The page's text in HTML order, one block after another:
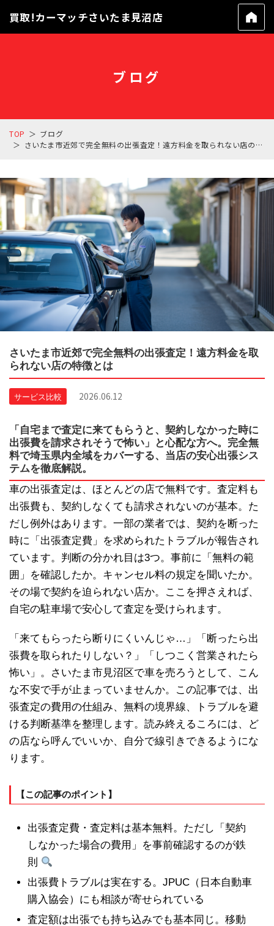
買取!カーマッチさいたま見沼店
ブログ
TOP
ブログ
さいたま市近郊で完全無料の出張査定！遠方料金を取られない店の特徴とは
さいたま市近郊で完全無料の出張査定！遠方料金を取
られない店の特徴とは
サービス比較 2026.06.12
「自宅まで査定に来てもらうと、契約しなかった時に
出張費を請求されそうで怖い」と心配な方へ。完全無
料で埼玉県内全域をカバーする、当店の安心出張シス
テムを徹底解説。
車の出張査定は、ほとんどの店で無料です。査定料も
出張費も、契約しなくても請求されないのが基本。た
だし例外はあります。一部の業者では、契約を断った
時に「出張査定費」を求められたトラブルが報告され
ています。判断の分かれ目は3つ。事前に「無料の範
囲」を確認したか。キャンセル料の規定を聞いたか。
その場で契約を迫られない店か。ここを押さえれば、
自宅の駐車場で安心して査定を受けられます。
「来てもらったら断りにくいんじゃ…」「断ったら出
張費を取られたりしない？」「しつこく営業されたら
怖い」。さいたま市見沼区で車を売ろうとして、こん
な不安で手が止まっていませんか。この記事では、出
張査定の費用の仕組み、無料の境界線、トラブルを避
ける判断基準を整理します。読み終えるころには、ど
の店なら呼んでいいか、自分で線引きできるようにな
ります。
【この記事のポイント】
出張査定費・査定料は基本無料。ただし「契約
しなかった場合の費用」を事前確認するのが鉄
則
出張費トラブルは実在する。JPUC（日本自動車
購入協会）にも相談が寄せられている
査定額は出張でも持ち込みでも基本同じ。移動